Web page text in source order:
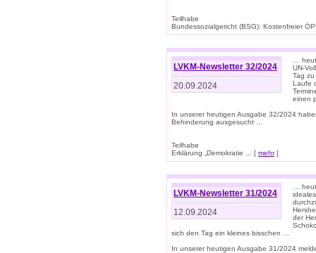
Teilhabe
Bundessozialgericht (BSG): Kostenfreier
LVKM-Newsletter 32/2024
20.09.2024
…
UN-
Tag
Laufe
einen
In unserer heutigen Ausgabe 32/2024
Behinderung ausgesucht ...
Teilhabe
Erklärung „Demokratie ... [ mehr]
LVKM-Newsletter 31/2024
12.09.2024
…
der
sich den Tag ein kleines bisschen ...
In unserer heutigen Ausgabe 31/2024